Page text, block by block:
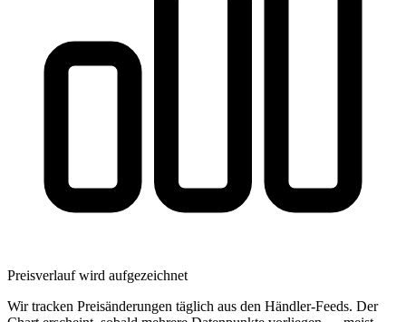
Preisverlauf wird aufgezeichnet
Wir tracken Preisänderungen täglich aus den Händler-Feeds. Der